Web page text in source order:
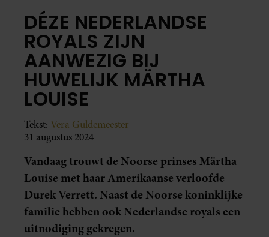
DÉZE NEDERLANDSE
ROYALS ZIJN
AANWEZIG BIJ
HUWELIJK MÄRTHA
LOUISE
Tekst: Vera Guldemeester
31 augustus 2024
Vandaag trouwt de Noorse prinses Märtha
Louise met haar Amerikaanse verloofde
Durek Verrett. Naast de Noorse koninklijke
familie hebben ook Nederlandse royals een
uitnodiging gekregen.